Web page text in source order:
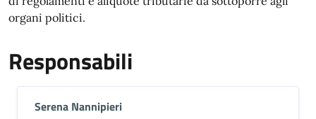
organi politici.
Responsabili
Serena Nannipieri